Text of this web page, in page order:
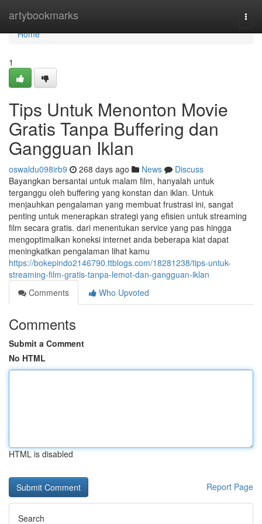
artybookmarks
Home
Home
1
Tips Untuk Menonton Movie
Gratis Tanpa Buffering dan
Gangguan Iklan
oswaldu098irb9 268 days ago News
Discuss
Bayangkan bersantai untuk malam film, hanyalah untuk
terganggu oleh buffering yang konstan dan iklan. Untuk
menjauhkan pengalaman yang membuat frustrasi ini, sangat
penting untuk menerapkan strategi yang efisien untuk streaming
film secara gratis. dari menentukan service yang pas hingga
mengoptimalkan koneksi internet anda beberapa kiat dapat
meningkatkan pengalaman lihat kamu
https://bokepindo2146790.ttblogs.com/18281238/tips-untuk-
streaming-film-gratis-tanpa-lemot-dan-gangguan-iklan
Comments
Who Upvoted
Comments
Submit a Comment
No HTML
HTML is disabled
Report Page
Search